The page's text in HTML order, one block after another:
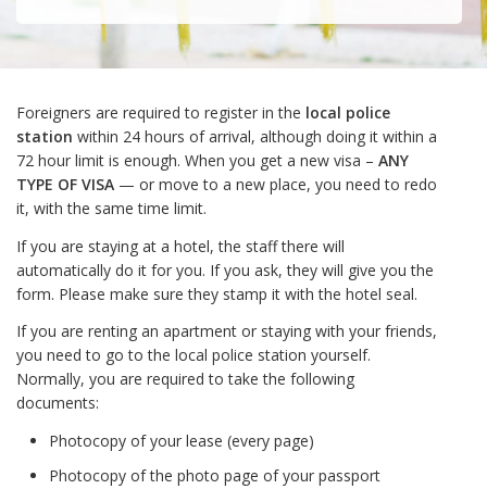
Foreigners are required to register in the local police
station within 24 hours of arrival, although doing it within a
72 hour limit is enough. When you get a new visa – ANY
TYPE OF VISA — or move to a new place, you need to redo
it, with the same time limit.
If you are staying at a hotel, the staff there will
automatically do it for you. If you ask, they will give you the
form. Please make sure they stamp it with the hotel seal.
If you are renting an apartment or staying with your friends,
you need to go to the local police station yourself.
Normally, you are required to take the following
documents:
Photocopy of your lease (every page)
Photocopy of the photo page of your passport